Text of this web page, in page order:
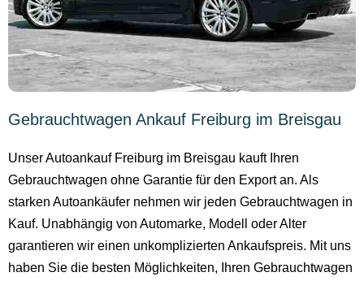
Gebrauchtwagen Ankauf Freiburg im Breisgau
Unser Autoankauf Freiburg im Breisgau kauft Ihren
Gebrauchtwagen ohne Garantie für den Export an. Als
starken Autoankäufer nehmen wir jeden Gebrauchtwagen in
Kauf. Unabhängig von Automarke, Modell oder Alter
garantieren wir einen unkomplizierten Ankaufspreis. Mit uns
haben Sie die besten Möglichkeiten, Ihren Gebrauchtwagen